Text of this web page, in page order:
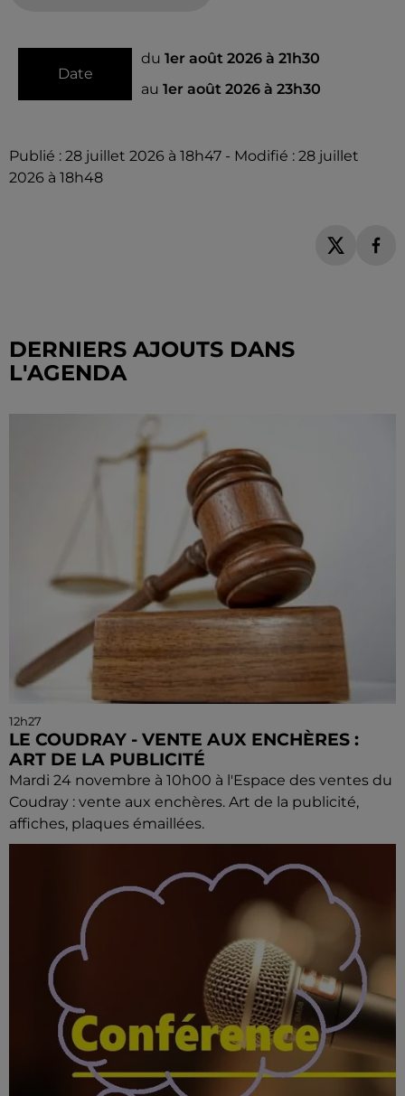
Date
du 1er août 2026 à 21h30
au 1er août 2026 à 23h30
Publié : 28 juillet 2026 à 18h47 - Modifié : 28 juillet
2026 à 18h48
DERNIERS AJOUTS DANS
L'AGENDA
12h27
LE COUDRAY - VENTE AUX ENCHÈRES :
ART DE LA PUBLICITÉ
Mardi 24 novembre à 10h00 à l'Espace des ventes du
Coudray : vente aux enchères. Art de la publicité,
affiches, plaques émaillées.